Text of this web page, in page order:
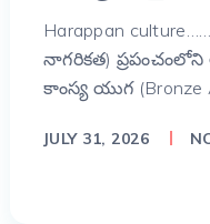
Harappan
నాగరికత)
కాంస్య యుగ (Bronze
JULY 31, 2026